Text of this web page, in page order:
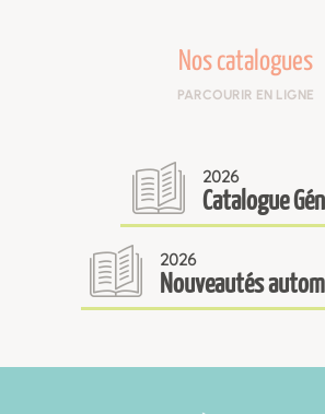
Nos catalogues
PARCOURIR EN LIGNE
2026
Catalogue
2026
Nouveautés